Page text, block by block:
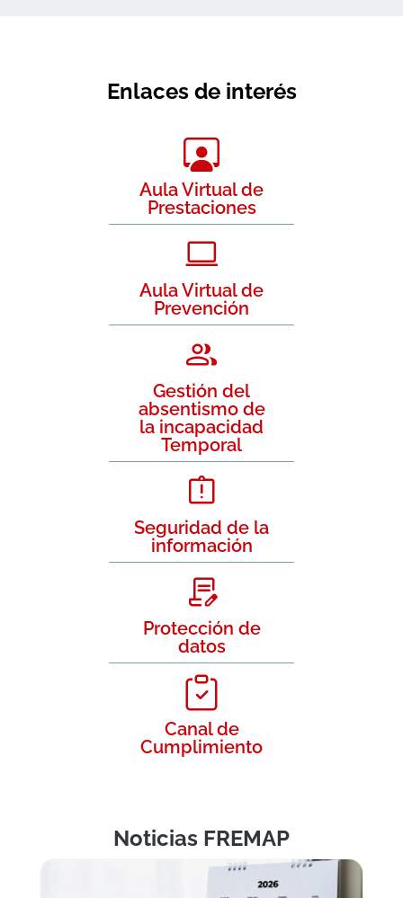
Enlaces de interés
Aula Virtual de
Prestaciones
Aula Virtual de
Prevención
Gestión del
absentismo de
la incapacidad
Temporal
Seguridad de la
información
Protección de
datos
Canal de
Cumplimiento
Noticias FREMAP